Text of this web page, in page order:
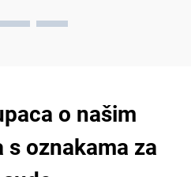
o našim
s oznakama za